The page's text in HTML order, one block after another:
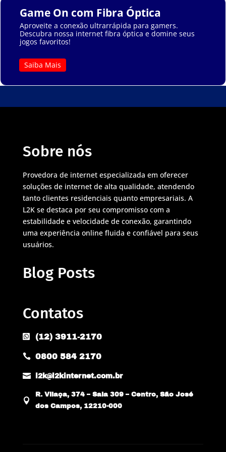
Game On com Fibra Óptica
Aproveite a conexão ultrarrápida para gamers.
Descubra nossa internet fibra óptica e domine seus
jogos favoritos!
Saiba Mais
Sobre nós
Provedora de internet especializada em oferecer
soluções de internet de alta qualidade, atendendo
tanto clientes residenciais quanto empresariais. A
L2K se destaca por seu compromisso com a
estabilidade e velocidade de conexão, garantindo
uma experiência online fluida e confiável para seus
usuários.
Blog Posts
Contatos
 (12) 3911-2170
 0800 584 2170
 l2k@l2kinternet.com.br

R. Vilaça, 374 – Sala 309 – Centro, São José
dos Campos, 12210-000